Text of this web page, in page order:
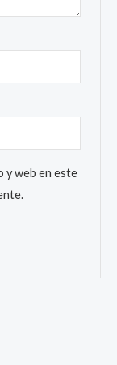
y web en este